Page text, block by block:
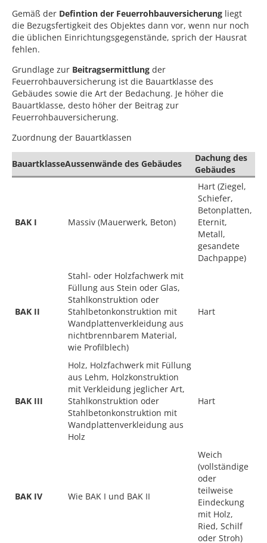
Gemäß der Defintion der Feuerrohbauversicherung liegt
die Bezugsfertigkeit des Objektes dann vor, wenn nur noch
die üblichen Einrichtungsgegenstände, sprich der Hausrat
fehlen.
Grundlage zur Beitragsermittlung der
Feuerrohbauversicherung ist die Bauartklasse des
Gebäudes sowie die Art der Bedachung. Je höher die
Bauartklasse, desto höher der Beitrag zur
Feuerrohbauversicherung.
Zuordnung der Bauartklassen
BauartklasseAussenwände des Gebäudes
Dachung des
Gebäudes
BAK I Massiv (Mauerwerk, Beton)
Hart (Ziegel,
Schiefer,
Betonplatten,
Eternit,
Metall,
gesandete
Dachpappe)
BAK II
Stahl- oder Holzfachwerk mit
Füllung aus Stein oder Glas,
Stahlkonstruktion oder
Stahlbetonkonstruktion mit
Wandplattenverkleidung aus
nichtbrennbarem Material,
wie Profilblech)
Hart
BAK III
Holz, Holzfachwerk mit Füllung
aus Lehm, Holzkonstruktion
mit Verkleidung jeglicher Art,
Stahlkonstruktion oder
Stahlbetonkonstruktion mit
Wandplattenverkleidung aus
Holz
Hart
BAK IV Wie BAK I und BAK II
Weich
(vollständige
oder
teilweise
Eindeckung
mit Holz,
Ried, Schilf
oder Stroh)